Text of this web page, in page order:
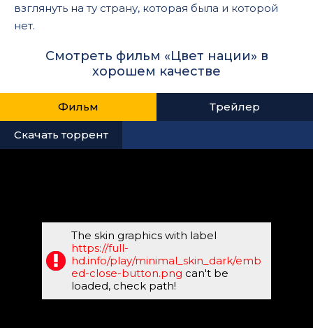
взглянуть на ту страну, которая была и которой
нет.
Смотреть фильм «Цвет нации» в
хорошем качестве
Фильм Трейлер
Скачать торрент
The skin graphics with label
https://full-
hd.info/play/minimal_skin_dark/emb
ed-close-button.png can't be
loaded, check path!